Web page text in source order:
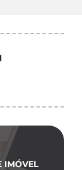
IMÓVEL